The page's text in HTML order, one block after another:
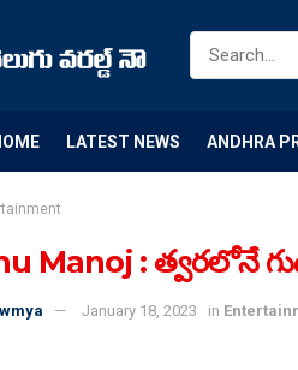
LATEST NEWS ANDHRA
Manoj : త్వరలోనే
January 18, 2023 in